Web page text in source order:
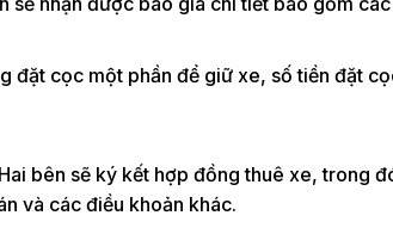
đặt cọc một phần để giữ xe, số tiền đặt
Hai bên sẽ ký kết hợp đồng thuê xe, trong
và các điều khoản khác.